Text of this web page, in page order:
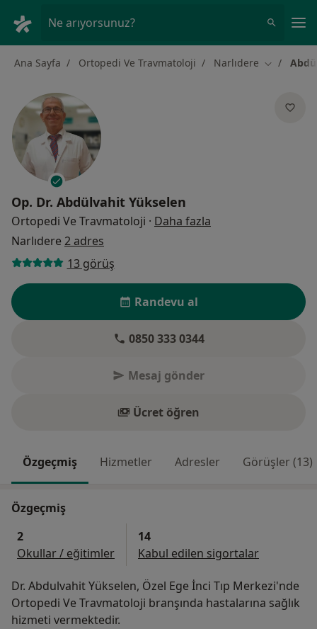
Ne arıyorsunuz?
Ana Sayfa Ortopedi Ve Travmatoloji Narlıdere Şehir
Op. Dr. Abdülvahit Yükselen
Ortopedi Ve Travmatoloji · Daha fazla
Narlıdere 2 adres
13 görüş
Randevu al
0850 333 0344
Mesaj gönder
Ücret öğren
Özgeçmiş Hizmetler Adresler Görüşler (13)
Özgeçmiş
2
Okullar / eğitimler
14
Kabul edilen sigortalar
Dr. Abdulvahit Yükselen, Özel Ege İnci Tıp Merkezi'nde
Ortopedi Ve Travmatoloji branşında hastalarına sağlık
hizmeti vermektedir.